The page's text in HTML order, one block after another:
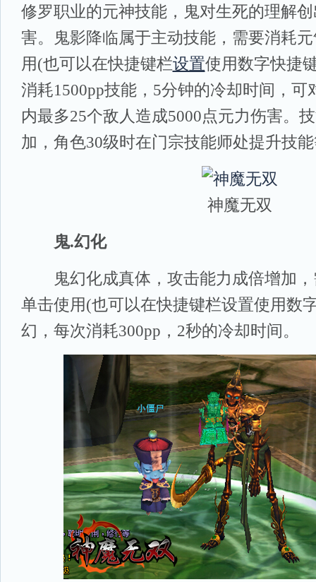
修罗职业的元神技能，鬼对生死的理解
害。鬼影降临属于主动技能，需要消耗
用(也可以在快捷键栏设置使用数字快捷
消耗1500pp技能，5分钟的冷却时间，可
内最多25个敌人造成5000点元力伤害。
加，角色30级时在门宗技能师处提升技
神魔无双
鬼.幻化
鬼幻化成真体，攻击能力成倍增加，
单击使用(也可以在快捷键栏设置使用数
幻，每次消耗300pp，2秒的冷却时间。